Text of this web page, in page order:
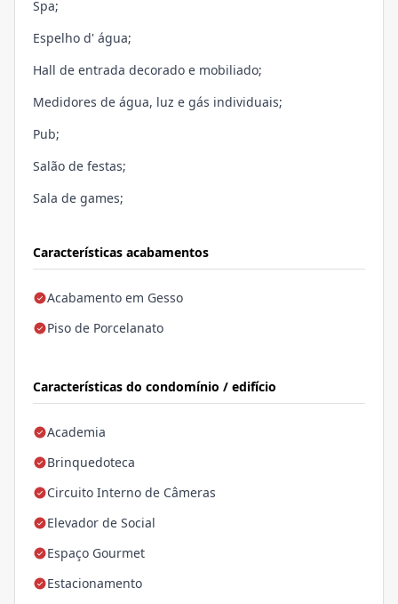
Características acabamentos
Acabamento em Gesso
Piso de Porcelanato
Características do condomínio / edifício
Academia
Brinquedoteca
Circuito Interno de Câmeras
Elevador de Social
Espaço Gourmet
Estacionamento
Spa;
Espelho d' água;
Hall de entrada decorado e mobiliado;
Medidores de água, luz e gás individuais;
Pub;
Salão de festas;
Sala de games;